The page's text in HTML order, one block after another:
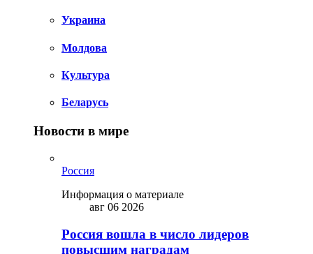
Украина
Молдова
Культура
Беларусь
Новости в мире
Россия
Информация о материале
авг 06 2026
Россия вошла в число лидеров
повысшим наградам